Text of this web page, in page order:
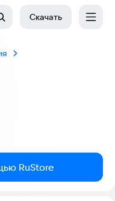
Скачать
RuStore